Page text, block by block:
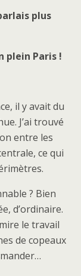
plus
plein Paris !
il y avait du
J’ai trouvé
entre les
ce qui
? Bien
d’ordinaire.
le travail
de copeaux